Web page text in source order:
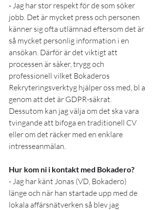
- Jag har stor respekt för de som söker
jobb. Det är mycket press och personen
känner sig ofta utlämnad eftersom det är
så mycket personlig information i en
ansökan. Därför är det viktigt att
processen är säker, trygg och
professionell vilket Bokaderos
Rekryteringsverktyg hjälper oss med, bl a
genom att det är GDPR-säkrat.
Dessutom kan jag välja om det ska vara
tvingande att bifoga en traditionell CV
eller om det räcker med en enklare
intresseanmälan.
Hur kom ni i kontakt med Bokadero?
- Jag har känt Jonas (VD, Bokadero)
länge och när han startade upp med de
lokala affärsnätverken så blev jag